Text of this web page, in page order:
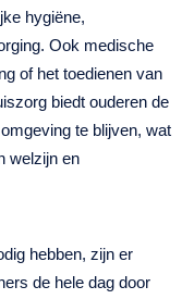
hygiëne,
Ook medische
of het toedienen van
biedt ouderen de
te blijven, wat
welzijn en
hebben, zijn er
de hele dag door